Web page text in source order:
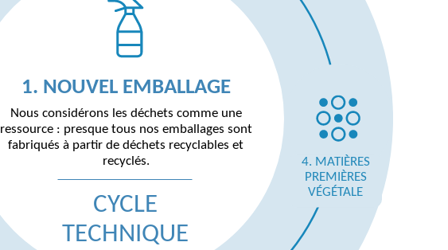
1. NOUVEL EMBALLAGE
Nous considérons les déchets comme une
ressource : presque tous nos emballages sont
fabriqués à partir de déchets recyclables et
recyclés.
2. PHASE D’UTILISATION
3. RECYCLAGE
4. MATIÈRES
PREMIÈRES
VÉGÉTALE
4. MATIÈRES PREMIÈRES
TECHNIQUES (RECYCLATS)
CYCLE
TECHNIQUE